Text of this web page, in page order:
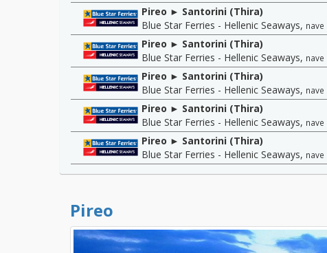
Pireo ► Santorini (Thira)
Blue Star Ferries - Hellenic Seaways, nave
Pireo ► Santorini (Thira)
Blue Star Ferries - Hellenic Seaways, nave
Pireo ► Santorini (Thira)
Blue Star Ferries - Hellenic Seaways, nave
Pireo ► Santorini (Thira)
Blue Star Ferries - Hellenic Seaways, nave
Pireo ► Santorini (Thira)
Blue Star Ferries - Hellenic Seaways, nave
Pireo